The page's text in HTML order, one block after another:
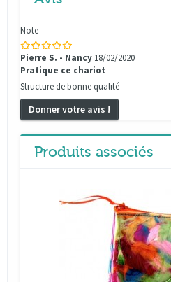
Note
Pierre S. - Nancy 18/02/2020
Pratique ce chariot
Structure de bonne qualité
Donner votre avis !
Produits associés